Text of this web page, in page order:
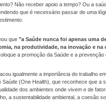
Não receber apoio a tempo? Ou a
que é necessário passar de uma
que "a Saúde nunca foi apenas uma
na produtividade, na inovação e na
a promoção da Saúde e a prevenção
igualmente a importância do trabalho
Saúde (One Health), que reconhece que a
dos ambientes onde vivem e de
a sustentabilidade ambiental, a coesão